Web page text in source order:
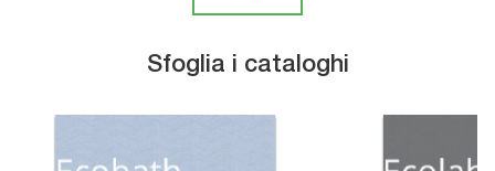
Sfoglia i cataloghi